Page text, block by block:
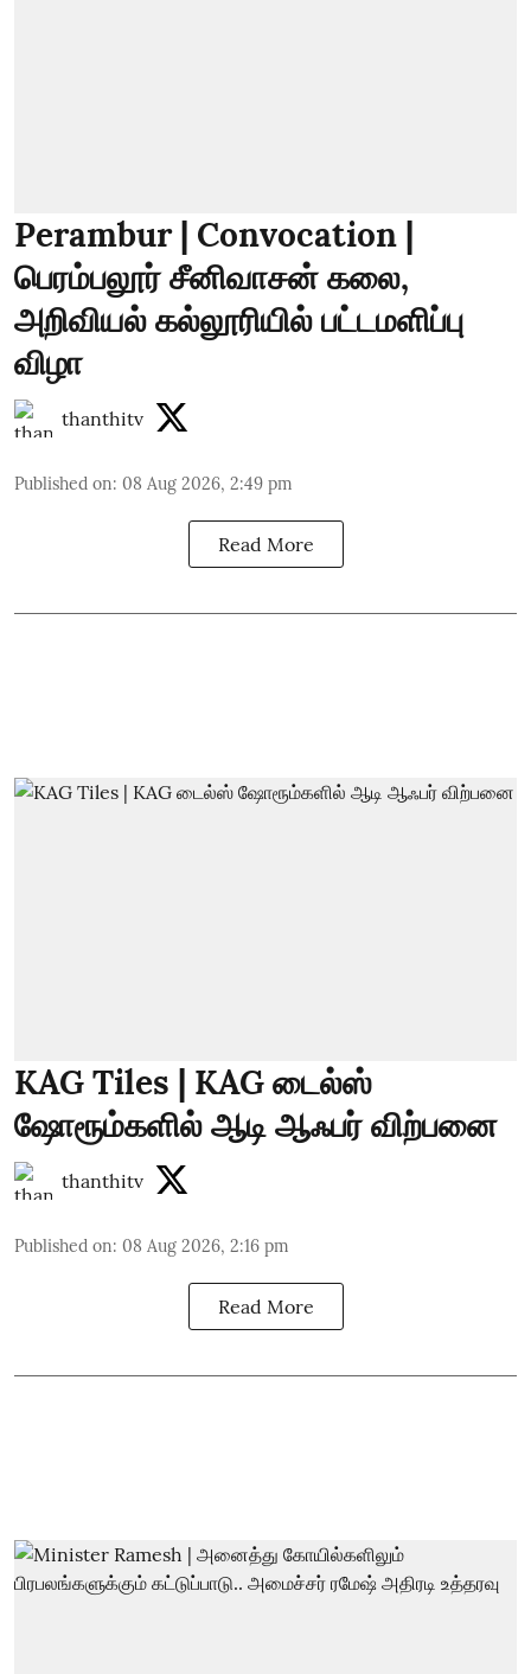
Perambur | Convocation |
பெரம்பலூர் சீனிவாசன் கலை,
அறிவியல் கல்லூரியில் பட்டமளிப்பு
விழா
thanthitv
Published on: 08 Aug 2026, 2:49 pm
Read More
KAG Tiles | KAG டைல்ஸ்
ஷோரூம்களில் ஆடி ஆஃபர் விற்பனை
thanthitv
Published on: 08 Aug 2026, 2:16 pm
Read More